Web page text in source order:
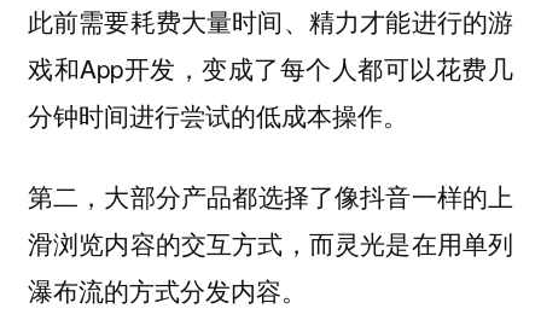
此前需要耗费大量时间、精力才能进行的游
戏和App开发，变成了每个人都可以花费几
分钟时间进行尝试的低成本操作。
第二， 大部分产品都选择了像抖音一样的上
滑浏览内容的交互方式，而灵光是在用单列
瀑布流的方式分发内容。